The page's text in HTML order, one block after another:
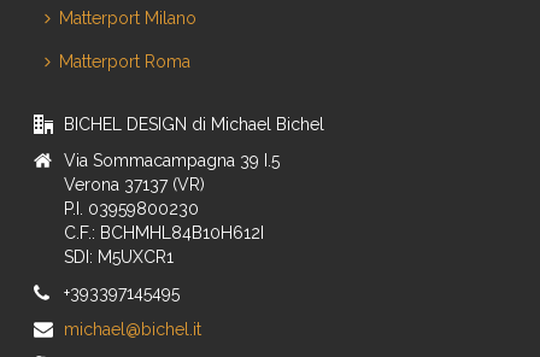
Matterport Milano
Matterport Roma
BICHEL DESIGN di Michael Bichel
Via Sommacampagna 39 I.5
Verona 37137 (VR)
P.I. 03959800230
C.F.: BCHMHL84B10H612I
SDI: M5UXCR1
+393397145495
michael@bichel.it